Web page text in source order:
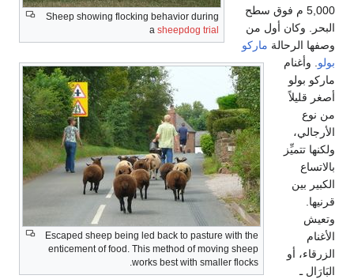
Sheep showing flocking behavior during
a sheepdog trial
Escaped sheep being led back to pasture with the
enticement of food. This method of moving sheep
works best with smaller flocks.
5,000 م فوق سطح
البحر. وكان أول من
وصفها الرحالة ماركو
بولو . وأغنام
ماركو بولو
أصغر قليلاً
من نوع
الأرجالي،
ولكنها تتميِّز
بالاتساع
الكبير بين
قرنيها.
وتعيش
الأغنام
الزرقاء، أو
البَارَال ـ